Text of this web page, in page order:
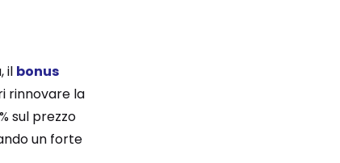
il bonus
rinnovare la
sul prezzo
un forte